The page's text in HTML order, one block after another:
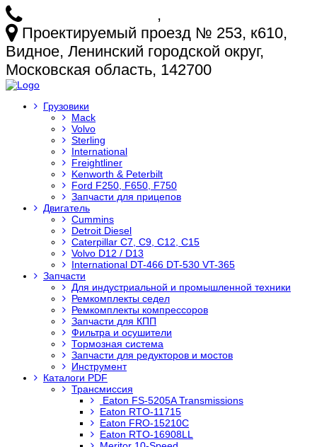
,
Проектируемый проезд № 253, к610,
Видное, Ленинский городской округ,
Московская область, 142700
Грузовики
Mack
Volvo
Sterling
International
Freightliner
Kenworth & Peterbilt
Ford F250, F650, F750
Запчасти для прицепов
Двигатель
Cummins
Detroit Diesel
Caterpillar C7, C9, C12, C15
Volvo D12 / D13
International DT-466 DT-530 VT-365
Запчасти
Для индустриальной и промышленной техники
Ремкомплекты седел
Ремкомплекты компрессоров
Запчасти для КПП
Фильтра и осушители
Тормозная система
Запчасти для редукторов и мостов
Инструмент
Каталоги PDF
Трансмиссия
Eaton FS-5205A Transmissions
Eaton RTO-11715
Eaton FRO-15210C
Eaton RTO-16908LL